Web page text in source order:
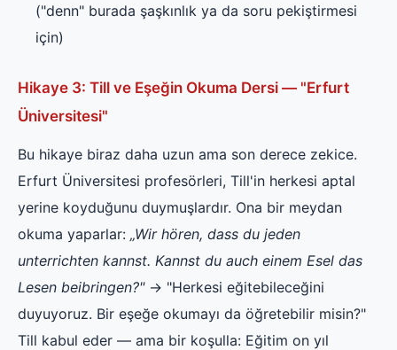
("denn" burada şaşkınlık ya da soru pekiştirmesi
için)
Hikaye 3: Till ve Eşeğin Okuma Dersi — "Erfurt
Üniversitesi"
Bu hikaye biraz daha uzun ama son derece zekice.
Erfurt Üniversitesi profesörleri, Till'in herkesi aptal
yerine koyduğunu duymuşlardır. Ona bir meydan
okuma yaparlar: „Wir hören, dass du jeden
unterrichten kannst. Kannst du auch einem Esel das
Lesen beibringen?"→ "Herkesi eğitebileceğini
duyuyoruz. Bir eşeğe okumayı da öğretebilir misin?"
Till kabul eder — ama bir koşulla: Eğitim on yıl